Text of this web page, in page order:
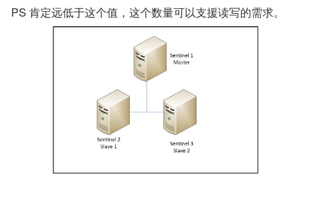
PS 肯定远低于这个值，这个数量可以支援读写的需求。